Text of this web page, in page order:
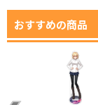
おすすめの商品